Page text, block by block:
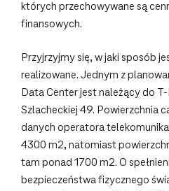
których przechowywane są
finansowych.
Przyjrzyjmy się, w jaki sposób
realizowane. Jednym z
Data Center jest należący do
Szlacheckiej 49. Powierzchnia
danych operatora
4300 m2, natomiast
tam ponad 1700 m2. O
bezpieczeństwa fizycznego